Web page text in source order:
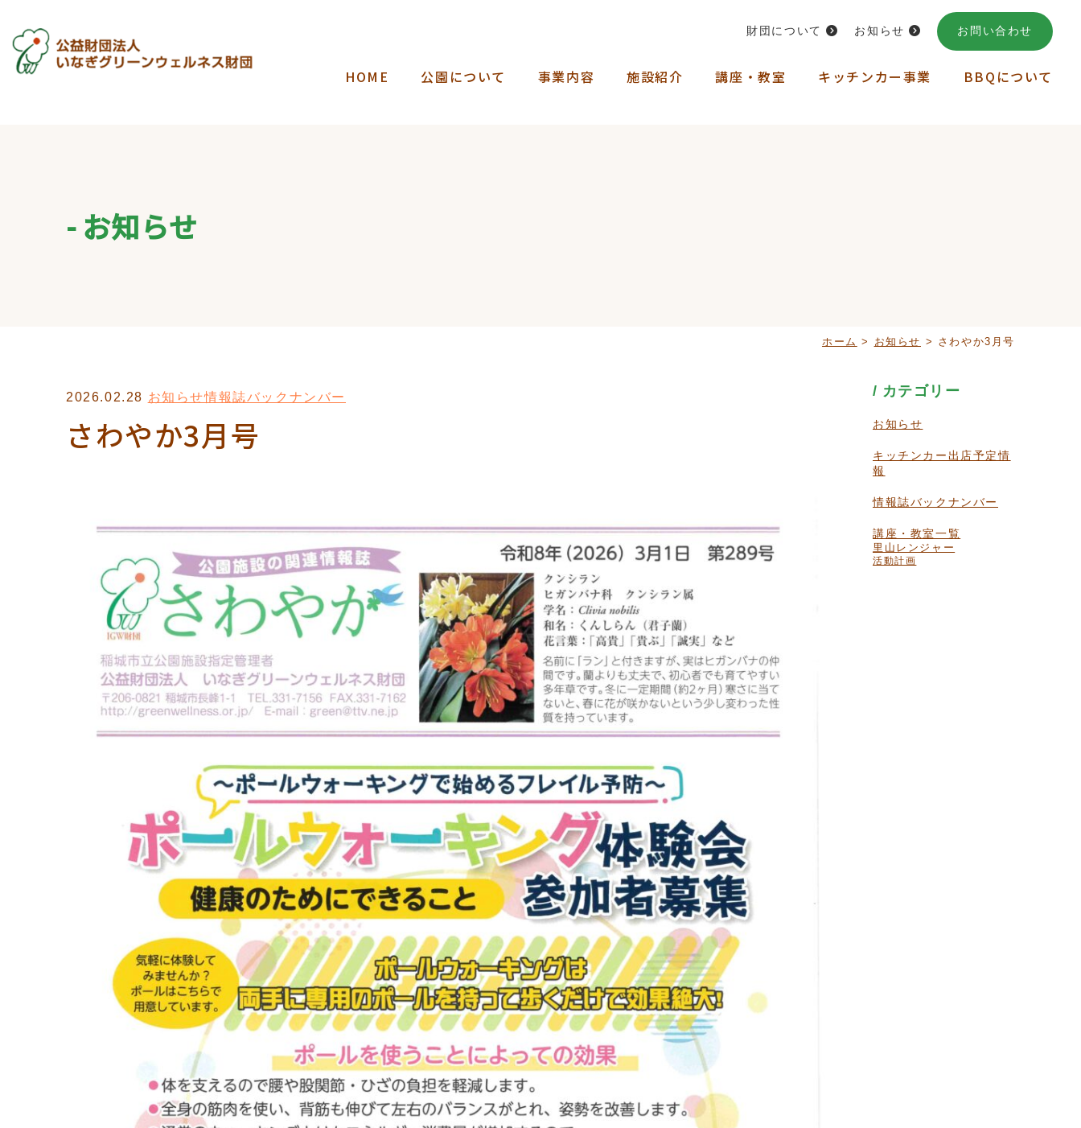
財団について お知らせ お問い合わせ
HOME 公園について 事業内容 施設紹介 講座・教室 キッチンカー事業 BBQについて
お知らせ
ホーム > お知らせ > さわやか3月号
2026.02.28 お知らせ情報誌バックナンバー
さわやか3月号
カテゴリー
お知らせ
キッチンカー出店予定情
報
情報誌バックナンバー
講座・教室一覧
里山レンジャー
活動計画